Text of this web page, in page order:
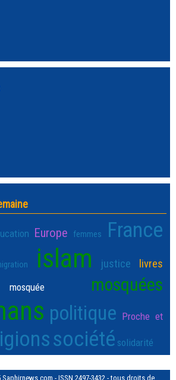
Europe femmes France
islam justice livres
mosquée mosquées
politique Proche et
société solidarité
- ISSN 2497-3432 - tous droits de